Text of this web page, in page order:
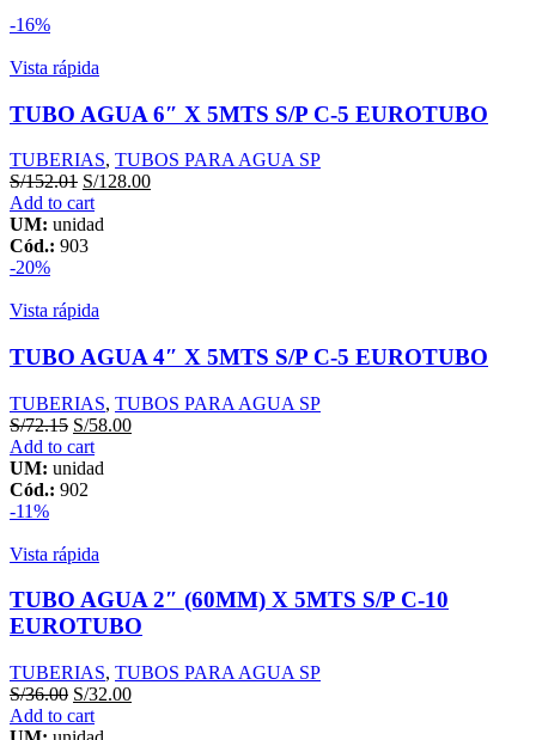
quantity
-16%
Vista rápida
TUBO AGUA 6″ X 5MTS S/P C-5 EUROTUBO
TUBERIAS, TUBOS PARA AGUA SP
S/152.01 S/128.00
Add to cart
UM: unidad
Cód.: 903
-20%
Vista rápida
TUBO AGUA 4″ X 5MTS S/P C-5 EUROTUBO
TUBERIAS, TUBOS PARA AGUA SP
S/72.15 S/58.00
Add to cart
UM: unidad
Cód.: 902
-11%
Vista rápida
TUBO AGUA 2″ (60MM) X 5MTS S/P C-10
EUROTUBO
TUBERIAS, TUBOS PARA AGUA SP
S/36.00 S/32.00
Add to cart